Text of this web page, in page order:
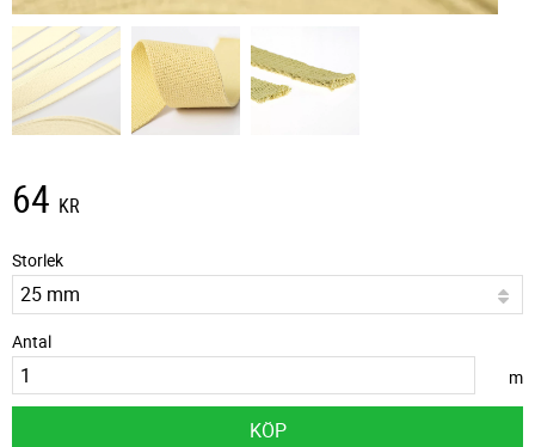
64 KR
Storlek
Antal
m
KÖP